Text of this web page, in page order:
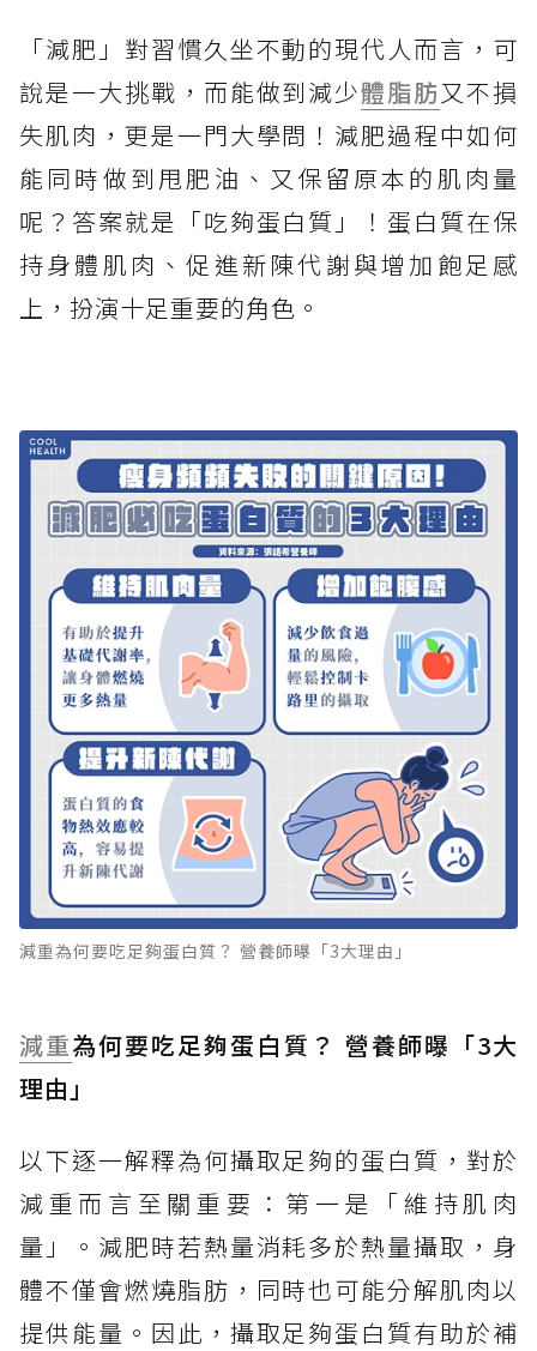
「減肥」對習慣久坐不動的現代人而言，可
說是一大挑戰，而能做到減少體脂肪又不損
失肌肉，更是一門大學問！減肥過程中如何
能同時做到甩肥油、又保留原本的肌肉量
呢？答案就是「吃夠蛋白質」！蛋白質在保
持身體肌肉、促進新陳代謝與增加飽足感
上，扮演十足重要的角色。
減重為何要吃足夠蛋白質？ 營養師曝「3大理由」
減重為何要吃足夠蛋白質？ 營養師曝「3大
理由」
以下逐一解釋為何攝取足夠的蛋白質，對於
減重而言至關重要：第一是「維持肌肉
量」。減肥時若熱量消耗多於熱量攝取，身
體不僅會燃燒脂肪，同時也可能分解肌肉以
提供能量。因此，攝取足夠蛋白質有助於補